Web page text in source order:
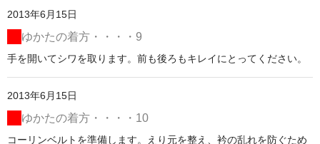
2013年6月15日
ゆかたの着方・・・・9
手を開いてシワを取ります。前も後ろもキレイにとってください。
2013年6月15日
ゆかたの着方・・・・10
コーリンベルトを準備します。えり元を整え、衿の乱れを防ぐため